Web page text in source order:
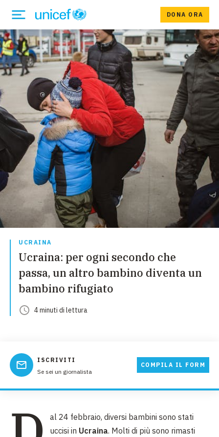
DONA ORA
UCRAINA
Ucraina: per ogni secondo che
passa, un altro bambino diventa un
bambino rifugiato
4minuti di lettura
ISCRIVITI
Se sei un giornalista
COMPILA IL FORM
al 24 febbraio, diversi bambini sono stati
uccisi in Ucraina. Molti di più sono rimasti